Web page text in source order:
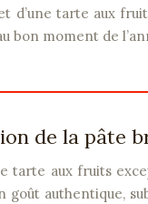
bon moment de
de la pâte
tarte aux fruits
goût authentique,